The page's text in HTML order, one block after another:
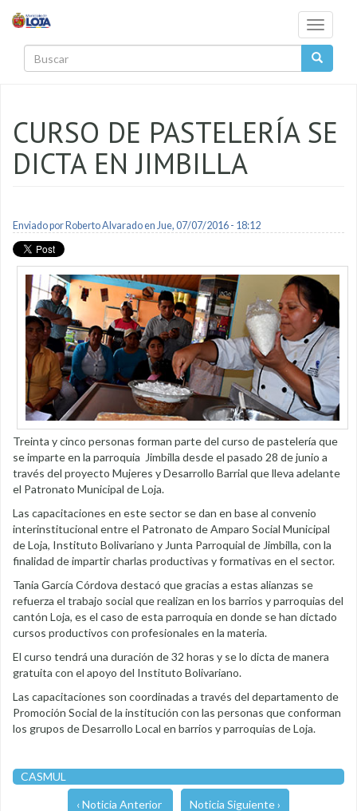
Toggle
CURSO DE PASTELERÍA SE
DICTA EN JIMBILLA
Enviado por Roberto Alvaradoen Jue, 07/07/2016 - 18:12
Treinta y cinco personas forman parte del curso de pastelería que
se imparte en la parroquia Jimbilla desde el pasado 28 de junio a
través del proyecto Mujeres y Desarrollo Barrial que lleva adelante
el Patronato Municipal de Loja.
Las capacitaciones en este sector se dan en base al convenio
interinstitucional entre el Patronato de Amparo Social Municipal
de Loja, Instituto Bolivariano y Junta Parroquial de Jimbilla, con la
finalidad de impartir charlas productivas y formativas en el sector.
Tania García Córdova destacó que gracias a estas alianzas se
refuerza el trabajo social que realizan en los barrios y parroquias del
cantón Loja, es el caso de esta parroquia en donde se han dictado
cursos productivos con profesionales en la materia.
El curso tendrá una duración de 32 horas y se lo dicta de manera
gratuita con el apoyo del Instituto Bolivariano.
Las capacitaciones son coordinadas a través del departamento de
Promoción Social de la institución con las personas que conforman
los grupos de Desarrollo Local en barrios y parroquias de Loja.
CASMUL
‹ Noticia Anterior Noticia Siguiente ›